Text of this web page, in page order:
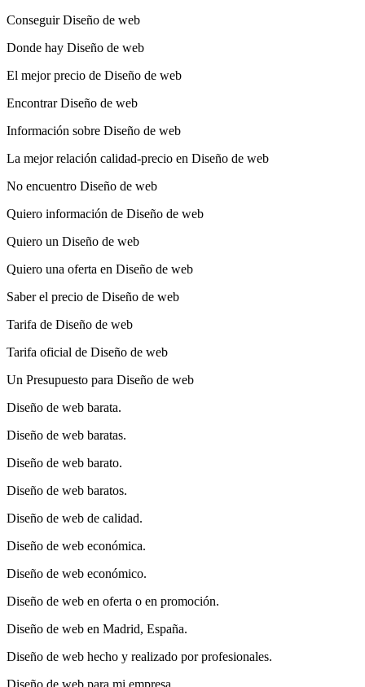
Conseguir Diseño de web
Donde hay Diseño de web
El mejor precio de Diseño de web
Encontrar Diseño de web
Información sobre Diseño de web
La mejor relación calidad-precio en Diseño de web
No encuentro Diseño de web
Quiero información de Diseño de web
Quiero un Diseño de web
Quiero una oferta en Diseño de web
Saber el precio de Diseño de web
Tarifa de Diseño de web
Tarifa oficial de Diseño de web
Un Presupuesto para Diseño de web
Diseño de web barata.
Diseño de web baratas.
Diseño de web barato.
Diseño de web baratos.
Diseño de web de calidad.
Diseño de web económica.
Diseño de web económico.
Diseño de web en oferta o en promoción.
Diseño de web en Madrid, España.
Diseño de web hecho y realizado por profesionales.
Diseño de web para mi empresa.